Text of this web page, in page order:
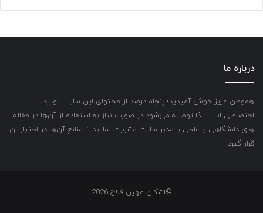
درباره ما
هموطن عزیز خوش آمیدید؛ پنجاه درصد از محتوای این سایت تولیدات
اختصاصی است لذا توصیه می‌شود در صورت نیاز به استفاده از آن‌ها در مقاله
های دانشگاهی و علمی با مدیر سایت مشورت نمایید تا منابع آن‌ها در اختیارتان
قرار گیرد.
©اشکان مهین فلاح 2026